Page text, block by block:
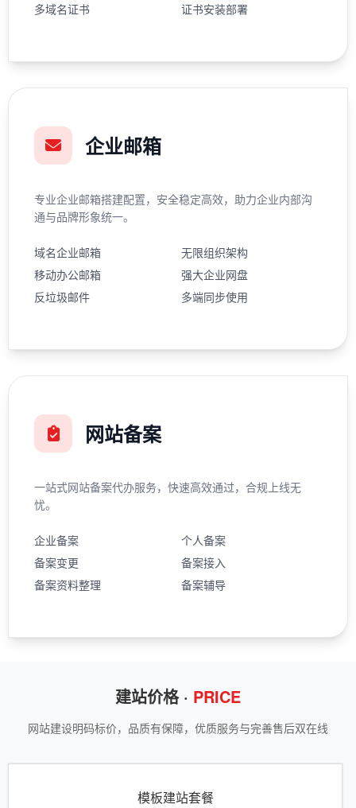
多域名证书
证书安装部署
企业邮箱
专业企业邮箱搭建配置，安全稳定高效，助力企业内部沟
通与品牌形象统一。
域名企业邮箱
无限组织架构
移动办公邮箱
强大企业网盘
反垃圾邮件
多端同步使用
网站备案
一站式网站备案代办服务，快速高效通过，合规上线无
忧。
企业备案
个人备案
备案变更
备案接入
备案资料整理
备案辅导
建站价格 · PRICE
网站建设明码标价，品质有保障，优质服务与完善售后双在线
模板建站套餐